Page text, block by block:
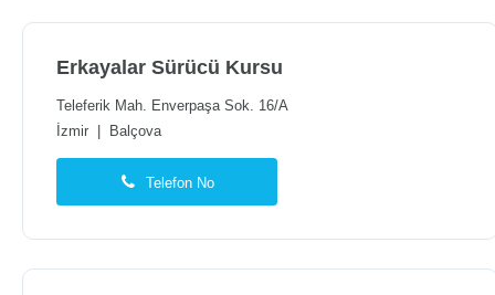
Erkayalar Sürücü Kursu
Teleferik Mah. Enverpaşa Sok. 16/A
İzmir
Balçova
Telefon No